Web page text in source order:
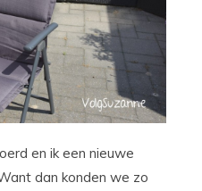
en ik een nieuwe
dan konden we zo